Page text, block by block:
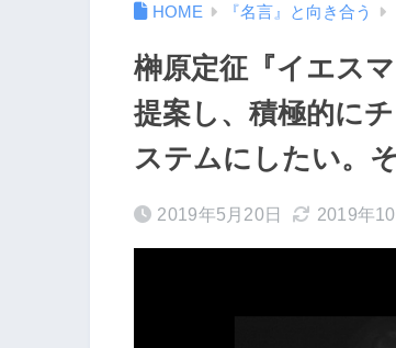
『名言』と向き合う
榊原定征『イエス
提案し、積極的に
ステムにしたい。
2019年5月20日 2019年